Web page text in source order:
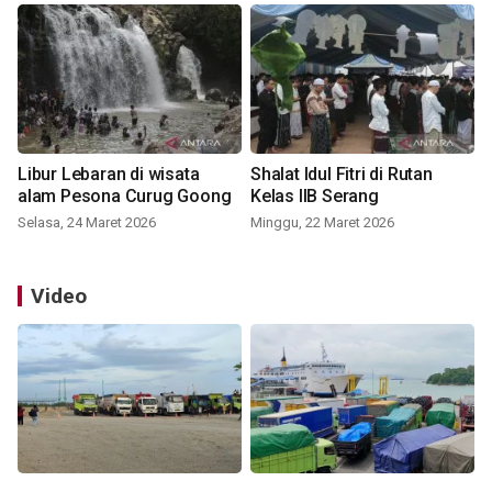
Libur Lebaran di wisata
alam Pesona Curug Goong
Selasa, 24 Maret 2026
Shalat Idul Fitri di Rutan
Kelas IIB Serang
Minggu, 22 Maret 2026
Video